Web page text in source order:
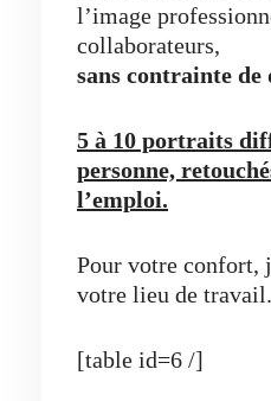
l’image
collaborateurs,
sans contrainte de
5 à 10 portraits
personne,
l’emploi.
Pour votre confort,
votre lieu de travail.
[table id=6 /]